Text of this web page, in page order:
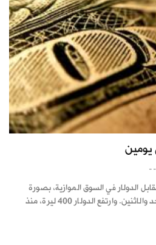
الدولار في السوق الموازية، بصورة
ملحوظة، خلال تعاملات يومَي الأحد والاثنين. وارتفع الدولار 400 ليرة، منذ